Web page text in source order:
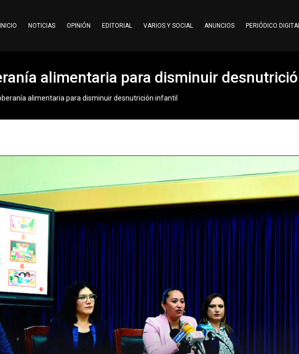
INICIO NOTICIAS OPINIÓN EDITORIAL VARIOS Y SOCIAL ANUNCIOS PERIÓDICO
alimentaria para disminuir
alimentaria para disminuir desnutrición infantil